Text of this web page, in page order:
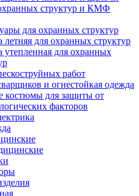
структур и КМФ
для охранных структур
для охранных структур
утепленная для охранных
работ
и огнестойкая одежда
костюмы для защиты от
факторов